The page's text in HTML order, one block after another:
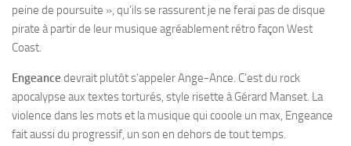
peine de poursuite », qu’ils se rassurent je ne ferai pas de disque
pirate à partir de leur musique agréablement rétro façon West
Coast.
Engeance devrait plutôt s’appeler Ange-Ance. C’est du rock
apocalypse aux textes torturés, style risette à Gérard Manset. La
violence dans les mots et la musique qui cooole un max, Engeance
fait aussi du progressif, un son en dehors de tout temps.